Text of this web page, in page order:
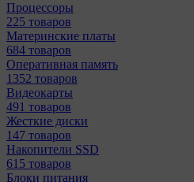
Процессоры
225 товаров
Материнcкие платы
684 товаров
Оперативная память
1352 товаров
Видеокарты
491 товаров
Жесткие диски
147 товаров
Накопители SSD
615 товаров
Блоки питания